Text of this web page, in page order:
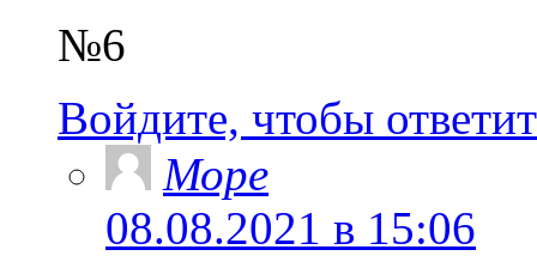
№6
Войдите, чтобы
Море
08.08.2021 в 15:06